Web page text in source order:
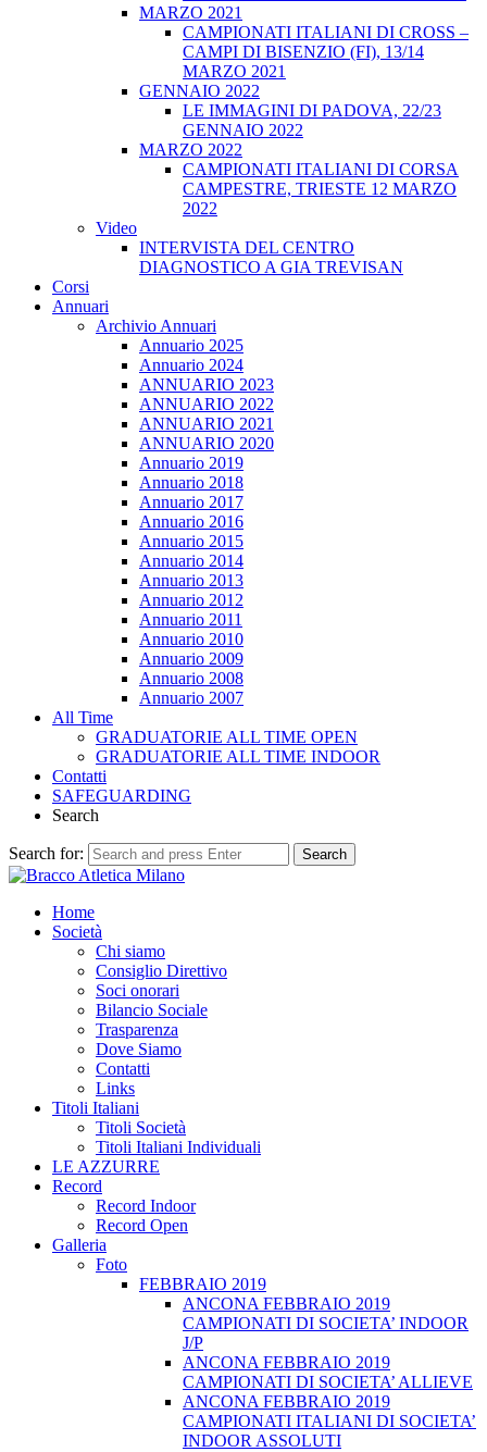
MARZO 2021
CAMPIONATI ITALIANI DI CROSS –
CAMPI DI BISENZIO (FI), 13/14
MARZO 2021
GENNAIO 2022
LE IMMAGINI DI PADOVA, 22/23
GENNAIO 2022
MARZO 2022
CAMPIONATI ITALIANI DI CORSA
CAMPESTRE, TRIESTE 12 MARZO
2022
Video
INTERVISTA DEL CENTRO
DIAGNOSTICO A GIA TREVISAN
Corsi
Annuari
Archivio Annuari
Annuario 2025
Annuario 2024
ANNUARIO 2023
ANNUARIO 2022
ANNUARIO 2021
ANNUARIO 2020
Annuario 2019
Annuario 2018
Annuario 2017
Annuario 2016
Annuario 2015
Annuario 2014
Annuario 2013
Annuario 2012
Annuario 2011
Annuario 2010
Annuario 2009
Annuario 2008
Annuario 2007
All Time
GRADUATORIE ALL TIME OPEN
GRADUATORIE ALL TIME INDOOR
Contatti
SAFEGUARDING
Search
Search for: Search
Home
Società
Chi siamo
Consiglio Direttivo
Soci onorari
Bilancio Sociale
Trasparenza
Dove Siamo
Contatti
Links
Titoli Italiani
Titoli Società
Titoli Italiani Individuali
LE AZZURRE
Record
Record Indoor
Record Open
Galleria
Foto
FEBBRAIO 2019
ANCONA FEBBRAIO 2019
CAMPIONATI DI SOCIETA’ INDOOR
J/P
ANCONA FEBBRAIO 2019
CAMPIONATI DI SOCIETA’ ALLIEVE
ANCONA FEBBRAIO 2019
CAMPIONATI ITALIANI DI SOCIETA’
INDOOR ASSOLUTI